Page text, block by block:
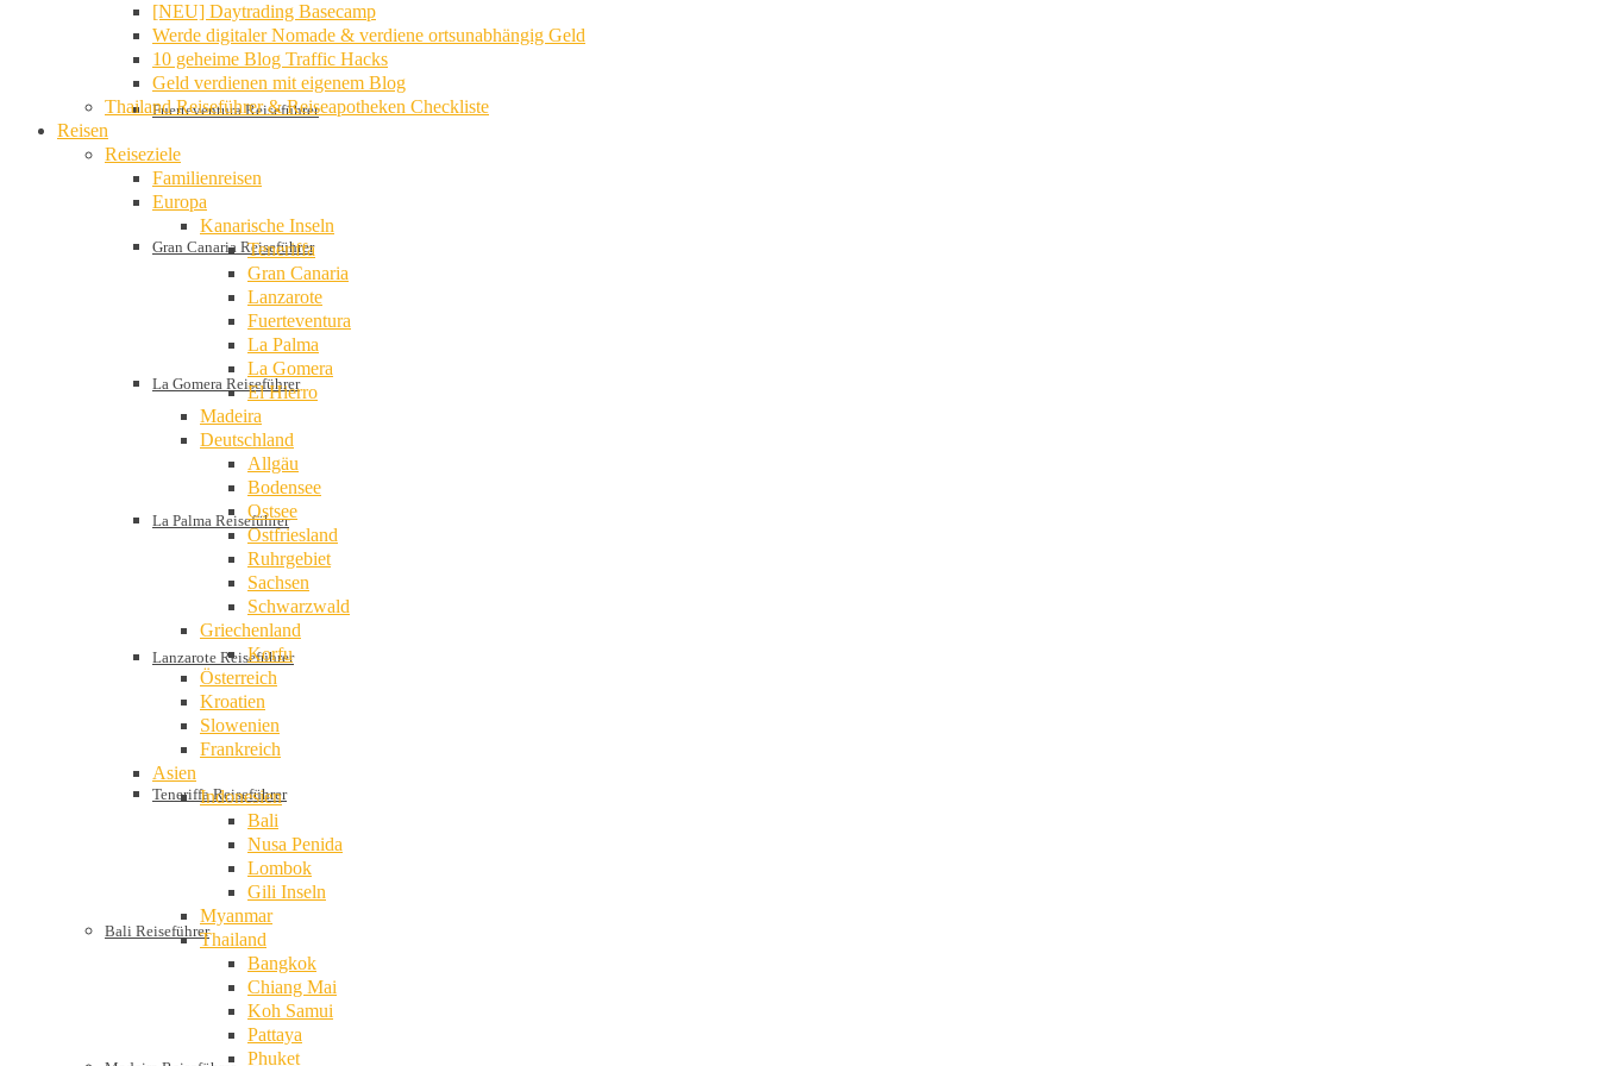
Fuerteventura Reiseführer
Gran Canaria Reiseführer
La Gomera Reiseführer
La Palma Reiseführer
Lanzarote Reiseführer
Teneriffa Reiseführer
Bali Reiseführer
[NEU] Daytrading Basecamp
Werde digitaler Nomade & verdiene ortsunabhängig Geld
10 geheime Blog Traffic Hacks
Geld verdienen mit eigenem Blog
Thailand Reiseführer & Reiseapotheken Checkliste
Reisen
Reiseziele
Familienreisen
Europa
Kanarische Inseln
Teneriffa
Gran Canaria
Lanzarote
Fuerteventura
La Palma
La Gomera
El Hierro
Madeira
Deutschland
Allgäu
Bodensee
Ostsee
Ostfriesland
Ruhrgebiet
Sachsen
Schwarzwald
Griechenland
Korfu
Österreich
Kroatien
Slowenien
Frankreich
Asien
Indonesien
Bali
Nusa Penida
Lombok
Gili Inseln
Myanmar
Thailand
Bangkok
Chiang Mai
Koh Samui
Pattaya
Phuket